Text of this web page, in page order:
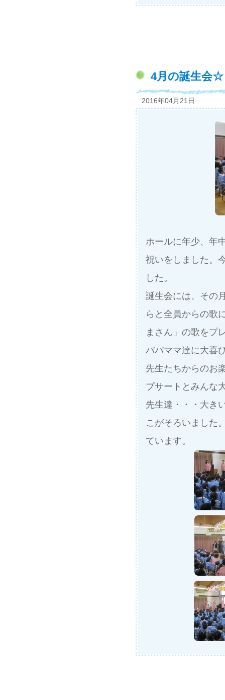
4月の誕生会☆
2016年04月21日
ホールに年少、年
祝いをしました。
した。
誕生会には、その
らと全員からの歌
まさん」の歌をプ
パパママ達に大喜
先生たちからのお
プサートとみんな
先生達・・・大き
こがそろいました
ています。